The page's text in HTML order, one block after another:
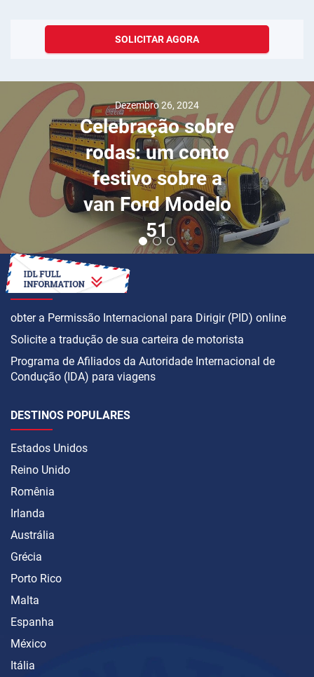
SOLICITAR AGORA
Dezembro 26, 2024
Celebração sobre
rodas: um conto
festivo sobre a
van Ford Modelo
51
COMO
obter a Permissão Internacional para Dirigir (PID) online
Solicite a tradução de sua carteira de motorista
Programa de Afiliados da Autoridade Internacional de
Condução (IDA) para viagens
DESTINOS POPULARES
Estados Unidos
Reino Unido
Romênia
Irlanda
Austrália
Grécia
Porto Rico
Malta
Espanha
México
Itália